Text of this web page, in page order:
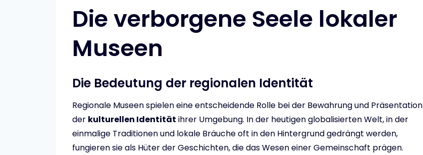
Die verborgene Seele lokaler
Museen
Die Bedeutung der regionalen Identität
Regionale Museen spielen eine entscheidende Rolle bei der Bewahrung und Präsentation
der kulturellen Identität ihrer Umgebung. In der heutigen globalisierten Welt, in der
einmalige Traditionen und lokale Bräuche oft in den Hintergrund gedrängt werden,
fungieren sie als Hüter der Geschichten, die das Wesen einer Gemeinschaft prägen.